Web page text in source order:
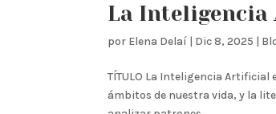
La
por Elena Delaí | Dic 8, 2025 |
TÍTULO La Inteligencia
ámbitos de nuestra vida, y la